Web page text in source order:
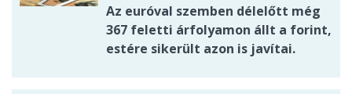
Az euróval szemben délelőtt még
367 feletti árfolyamon állt a forint,
estére sikerült azon is javítai.